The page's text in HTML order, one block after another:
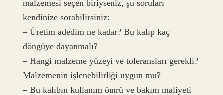
malzemesi seçen biriyseniz, şu soruları
kendinize sorabilirsiniz:
– Üretim adedim ne kadar? Bu kalıp kaç
döngüye dayanmalı?
– Hangi malzeme yüzeyi ve toleransları gerekli?
Malzemenin işlenebilirliği uygun mu?
– Bu kalıbın kullanım ömrü ve bakım maliyeti